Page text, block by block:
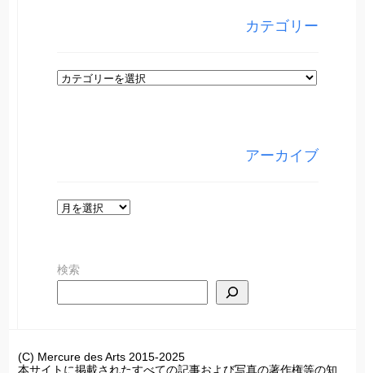
カテゴリー
カ
アーカイブ
ア
イ
検索
(C) Mercure des Arts 2015-2025
本サイトに掲載されたすべての記事および写真の著作権等の知